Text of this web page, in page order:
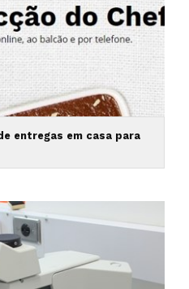
entregas em casa para